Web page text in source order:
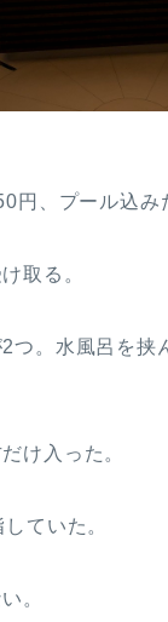
円、プール込み
取る。
つ。水風呂を挟
け入った。
ていた。
。